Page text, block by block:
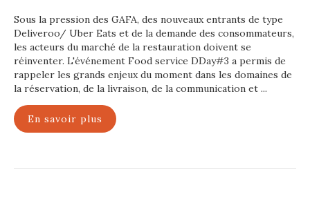
Sous la pression des GAFA, des nouveaux entrants de type
Deliveroo/ Uber Eats et de la demande des consommateurs,
les acteurs du marché de la restauration doivent se
réinventer. L'événement Food service DDay#3 a permis de
rappeler les grands enjeux du moment dans les domaines de
la réservation, de la livraison, de la communication et ...
En savoir plus